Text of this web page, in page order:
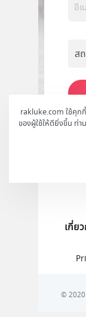
rakluke.com ใช้คุก
ของผู้ใช้ให้ดียิ่งขึ้น ท่า
เกี่ย
© 2020